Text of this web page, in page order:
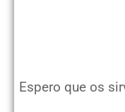
Espero que os